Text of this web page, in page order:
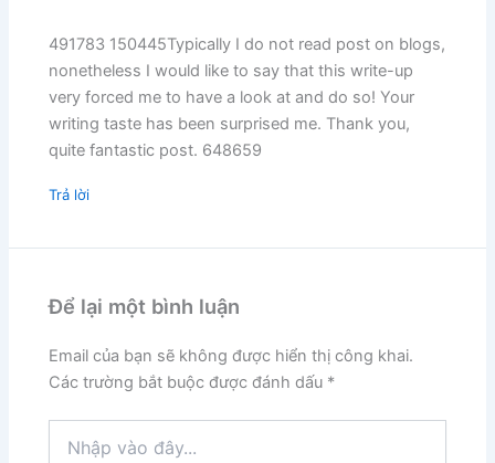
491783 150445Typically I do not read post on blogs,
nonetheless I would like to say that this write-up
very forced me to have a look at and do so! Your
writing taste has been surprised me. Thank you,
quite fantastic post. 648659
Trả lời
Để lại một bình luận
Email của bạn sẽ không được hiển thị công khai.
Các trường bắt buộc được đánh dấu *
vào